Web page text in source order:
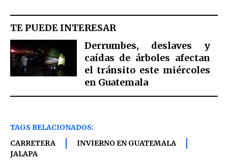
TE PUEDE INTERESAR
Derrumbes, deslaves y
caídas de árboles afectan
el tránsito este miércoles
en Guatemala
TAGS RELACIONADOS:
CARRETERA
INVIERNO EN GUATEMALA
JALAPA